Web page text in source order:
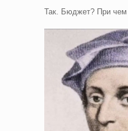
Так. Бюджет? При